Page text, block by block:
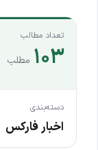
تعداد مطالب
۱۰۳ مطلب
دسته‌بندی
اخبار فارکس